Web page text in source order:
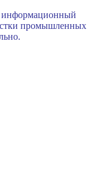
информационный
промышленных